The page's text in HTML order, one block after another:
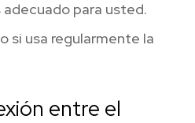
para usted.
si usa regularmente la
entre el